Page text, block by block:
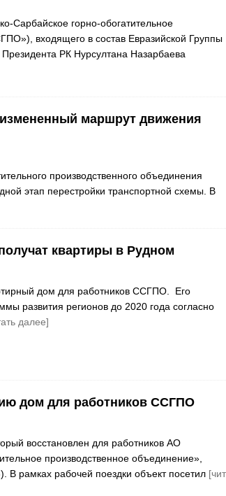
Сарбайское горно-обогатительное
входящего в состав Евразийской Группы
РК Нурсултана Назарбаева
маршрут движения
производственного объединения
этап перестройки транспортной схемы. В
квартиры в Рудном
дом для работников ССГПО. Его
развития регионов до 2020 года согласно
далее]
дом для работников ССГПО
восстановлен для работников АО
производственное объединение»,
В рамках рабочей поездки объект посетил